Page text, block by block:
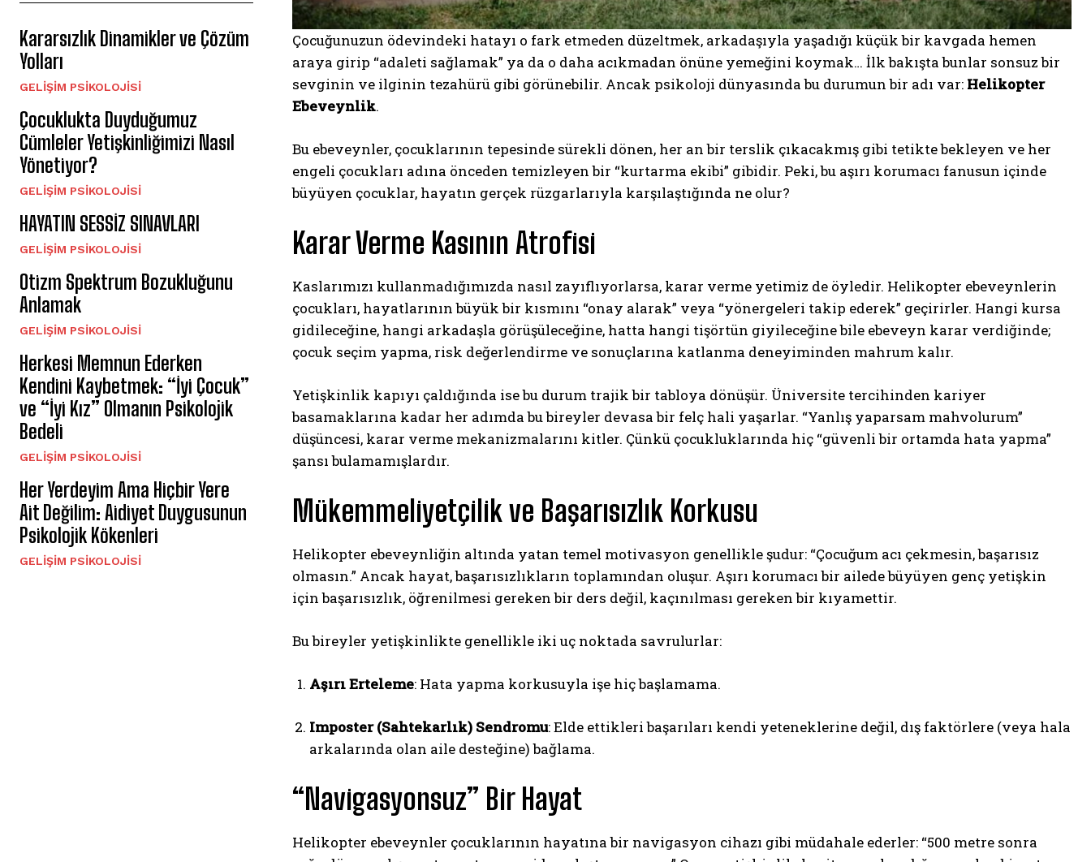
Gizlilik politikasınıokudum, onaylıyorum.
Kararsızlık Dinamikler ve Çözüm
Yolları
GELIŞIM PSIKOLOJISI
Çocuklukta Duyduğumuz
Cümleler Yetişkinliğimizi Nasıl
Yönetiyor?
GELIŞIM PSIKOLOJISI
HAYATIN SESSİZ SINAVLARI
GELIŞIM PSIKOLOJISI
Otizm Spektrum Bozukluğunu
Anlamak
GELIŞIM PSIKOLOJISI
Herkesi Memnun Ederken
Kendini Kaybetmek: “İyi Çocuk”
ve “İyi Kız” Olmanın Psikolojik
Bedeli
GELIŞIM PSIKOLOJISI
Her Yerdeyim Ama Hiçbir Yere
Ait Değilim: Aidiyet Duygusunun
Psikolojik Kökenleri
GELIŞIM PSIKOLOJISI
Çocuğunuzun ödevindeki hatayı o fark etmeden düzeltmek, arkadaşıyla yaşadığı küçük bir kavgada hemen
araya girip “adaleti sağlamak” ya da o daha acıkmadan önüne yemeğini koymak… İlk bakışta bunlar sonsuz bir
sevginin ve ilginin tezahürü gibi görünebilir. Ancak psikoloji dünyasında bu durumun bir adı var: Helikopter
Ebeveynlik.
Bu ebeveynler, çocuklarının tepesinde sürekli dönen, her an bir terslik çıkacakmış gibi tetikte bekleyen ve her
engeli çocukları adına önceden temizleyen bir “kurtarma ekibi” gibidir. Peki, bu aşırı korumacı fanusun içinde
büyüyen çocuklar, hayatın gerçek rüzgarlarıyla karşılaştığında ne olur?
Karar Verme Kasının Atrofisi
Kaslarımızı kullanmadığımızda nasıl zayıflıyorlarsa, karar verme yetimiz de öyledir. Helikopter ebeveynlerin
çocukları, hayatlarının büyük bir kısmını “onay alarak” veya “yönergeleri takip ederek” geçirirler. Hangi kursa
gidileceğine, hangi arkadaşla görüşüleceğine, hatta hangi tişörtün giyileceğine bile ebeveyn karar verdiğinde;
çocuk seçim yapma, risk değerlendirme ve sonuçlarına katlanma deneyiminden mahrum kalır.
Yetişkinlik kapıyı çaldığında ise bu durum trajik bir tabloya dönüşür. Üniversite tercihinden kariyer
basamaklarına kadar her adımda bu bireyler devasa bir felç hali yaşarlar. “Yanlış yaparsam mahvolurum”
düşüncesi, karar verme mekanizmalarını kitler. Çünkü çocukluklarında hiç “güvenli bir ortamda hata yapma”
şansı bulamamışlardır.
Mükemmeliyetçilik ve Başarısızlık Korkusu
Helikopter ebeveynliğin altında yatan temel motivasyon genellikle şudur: “Çocuğum acı çekmesin, başarısız
olmasın.” Ancak hayat, başarısızlıkların toplamından oluşur. Aşırı korumacı bir ailede büyüyen genç yetişkin
için başarısızlık, öğrenilmesi gereken bir ders değil, kaçınılması gereken bir kıyamettir.
Bu bireyler yetişkinlikte genellikle iki uç noktada savrulurlar:
Aşırı Erteleme: Hata yapma korkusuyla işe hiç başlamama.
Imposter (Sahtekarlık) Sendromu: Elde ettikleri başarıları kendi yeteneklerine değil, dış faktörlere (veya hala
arkalarında olan aile desteğine) bağlama.
“Navigasyonsuz” Bir Hayat
Helikopter ebeveynler çocuklarının hayatına bir navigasyon cihazı gibi müdahale ederler: “500 metre sonra